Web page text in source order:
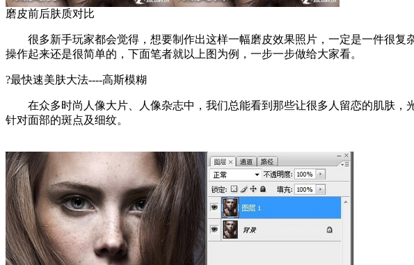
磨皮前后肤质对比
很多新手玩家都会觉得，想要制作出这样一幅磨皮效果照片，一定是一件很复
操作起来还是很简单的，下面笔者就以上图为例，一步一步做给大家看。
?最快速美肤大法----高斯模糊
在众多时尚人像大片、人像杂志中，我们总能看到那些让很多人留恋的肌肤，
针对面部的斑点及细纹。